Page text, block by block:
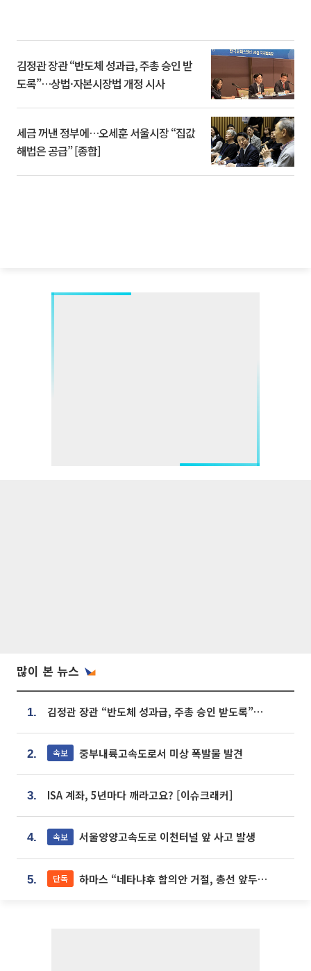
김정관 장관 “반도체 성과급, 주총 승인 받
도록”…상법·자본시장법 개정 시사
세금 꺼낸 정부에…오세훈 서울시장 “집값
해법은 공급” [종합]
많이 본 뉴스
1. 김정관 장관 “반도체 성과급, 주총 승인 받도록”…상법·자본시장법 개정 시사
2. 속보 중부내륙고속도로서 미상 폭발물 발견
3. ISA 계좌, 5년마다 깨라고요? [이슈크래커]
4. 속보 서울양양고속도로 이천터널 앞 사고 발생
5. 단독 하마스 “네타냐후 합의안 거절, 총선 앞두고 시간 끌기”